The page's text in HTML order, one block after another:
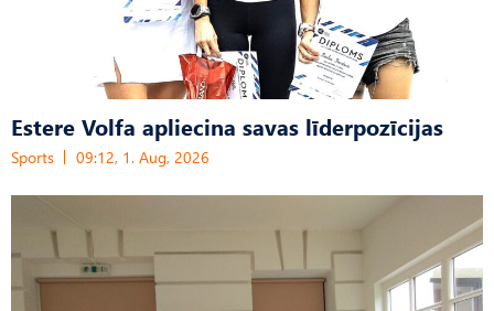
Estere Volfa apliecina savas līderpozīcijas
Sports 09:12, 1. Aug, 2026